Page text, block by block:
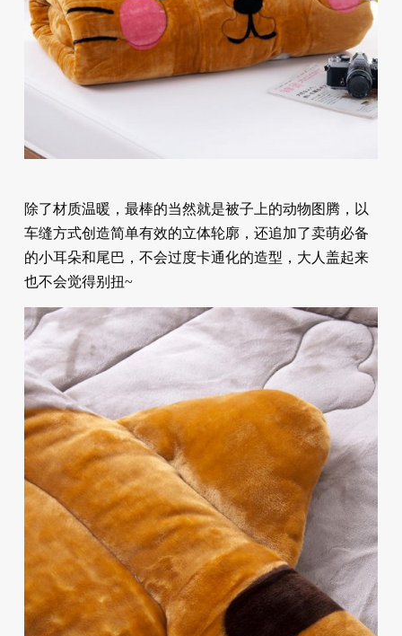
除了材质温暖，最棒的当然就是被子上的动物图腾，以
车缝方式创造简单有效的立体轮廓，还追加了卖萌必备
的小耳朵和尾巴，不会过度卡通化的造型，大人盖起来
也不会觉得别扭~